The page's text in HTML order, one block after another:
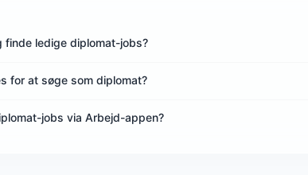
finde ledige diplomat-jobs?
for at søge som diplomat?
jobs via Arbejd-appen?